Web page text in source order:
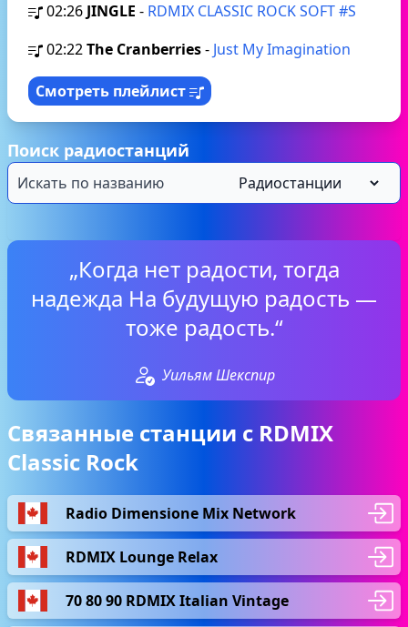
02:26 JINGLE - RDMIX CLASSIC ROCK SOFT #S
02:22The Cranberries- Just My Imagination
Смотреть плейлист
Поиск радиостанций
„Когда нет радости, тогда
надежда На будущую радость —
тоже радость.“
Уильям Шекспир
Связанные станции с RDMIX
Classic Rock
Radio Dimensione Mix Network
RDMIX Lounge Relax
70 80 90 RDMIX Italian Vintage